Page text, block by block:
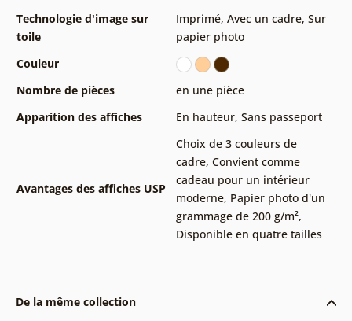
Technologie d'image sur
toile
Imprimé, Avec un cadre, Sur
papier photo
Couleur
Nombre de pièces
en une pièce
Apparition des affiches
En hauteur, Sans passeport
Avantages des affiches USP
Choix de 3 couleurs de
cadre, Convient comme
cadeau pour un intérieur
moderne, Papier photo d'un
grammage de 200 g/m²,
Disponible en quatre tailles
De la même collection